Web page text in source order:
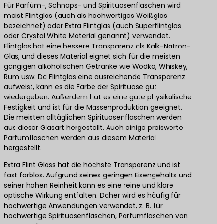
Für Parfüm-, Schnaps- und Spirituosenflaschen wird
meist Flintglas (auch als hochwertiges Weißglas
bezeichnet) oder Extra Flintglas (auch Superflintglas
oder Crystal White Material genannt) verwendet.
Flintglas hat eine bessere Transparenz als Kalk-Natron-
Glas, und dieses Material eignet sich für die meisten
gängigen alkoholischen Getränke wie Wodka, Whiskey,
Rum usw. Da Flintglas eine ausreichende Transparenz
aufweist, kann es die Farbe der Spirituose gut
wiedergeben. Außerdem hat es eine gute physikalische
Festigkeit und ist für die Massenproduktion geeignet.
Die meisten alltäglichen Spirituosenflaschen werden
aus dieser Glasart hergestellt. Auch einige preiswerte
Parfümflaschen werden aus diesem Material
hergestellt.
Extra Flint Glass hat die höchste Transparenz und ist
fast farblos. Aufgrund seines geringen Eisengehalts und
seiner hohen Reinheit kann es eine reine und klare
optische Wirkung entfalten. Daher wird es häufig für
hochwertige Anwendungen verwendet, z. B. für
hochwertige Spirituosenflaschen, Parfümflaschen von